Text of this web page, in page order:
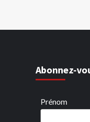
Abonnez-
Prénom